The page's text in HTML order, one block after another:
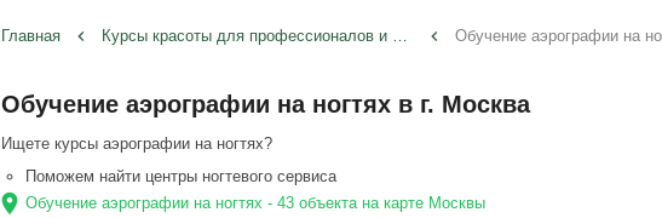
Главная keyboard_arrow_left Курсы красоты для профессионалов и любителей keyboard_arrow_left Обучение аэрографии на
Обучение аэрографии на ногтях в г. Москва
Ищете курсы аэрографии на ногтях?
Поможем найти центры ногтевого сервиса
location_on Обучение аэрографии на ногтях - 43 объекта на карте Москвы